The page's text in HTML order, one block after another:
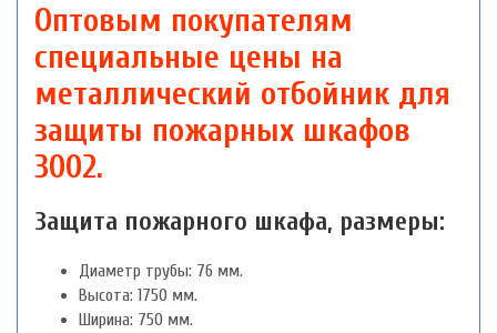
Оптовым покупателям
специальные цены на
металлический отбойник для
защиты пожарных шкафов
3002.
Защита пожарного шкафа, размеры:
Диаметр трубы: 76 мм.
Высота: 1750 мм.
Ширина: 750 мм.